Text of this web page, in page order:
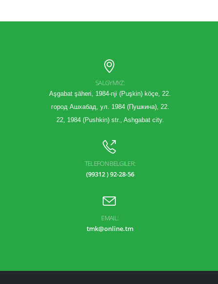
SALGYMYZ:
Aşgabat şäheri, 1984-nji (Puşkin) köçe, 22.
город Ашхабад, ул. 1984 (Пушкина), 22.
22, 1984 (Pushkin) str., Ashgabat city.
TELEFON BELGILER:
(99312 ) 92-28-56
EMAIL:
tmk@online.tm